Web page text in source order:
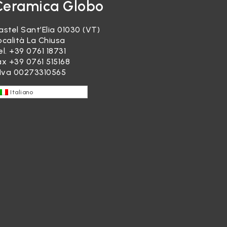
Globo
Sant’Elia 01030 (VT)
La Chiusa
+39 0761 18731
+39 0761 515168
00273310565
Italiano